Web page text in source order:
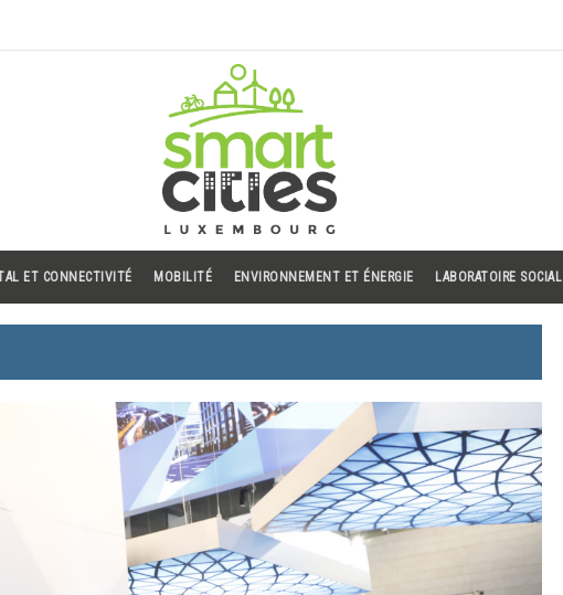
ET CONNECTIVITÉ MOBILITÉ ENVIRONNEMENT ET ÉNERGIE LABORATOIRE SOCIAL